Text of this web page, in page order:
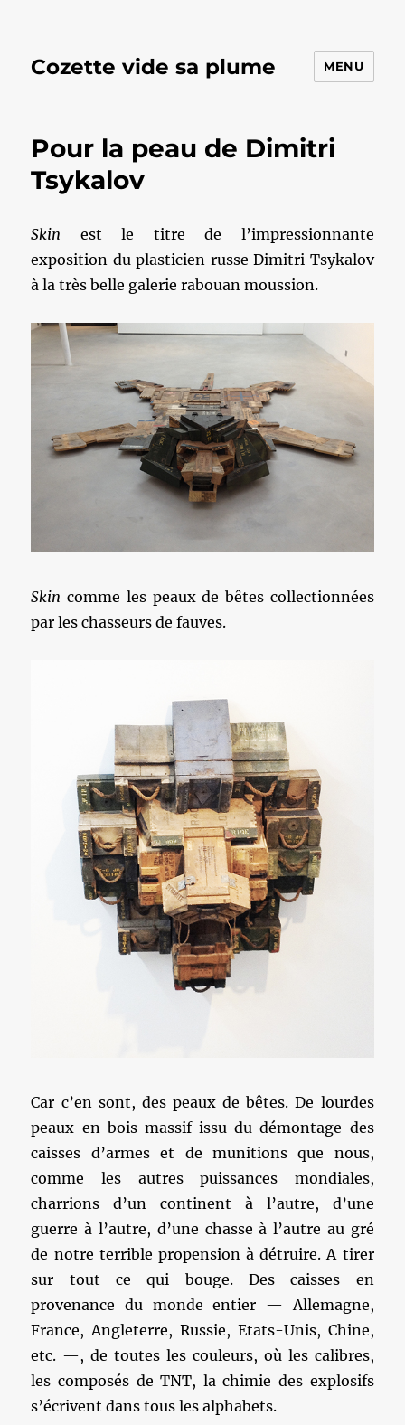
Cozette vide sa plume MENU
Pour la peau de Dimitri
Tsykalov
Skin est le titre de l’impressionnante
exposition du plasticien russe Dimitri Tsykalov
à la très belle galerie rabouan moussion.
Skin comme les peaux de bêtes collectionnées
par les chasseurs de fauves.
Car c’en sont, des peaux de bêtes. De lourdes
peaux en bois massif issu du démontage des
caisses d’armes et de munitions que nous,
comme les autres puissances mondiales,
charrions d’un continent à l’autre, d’une
guerre à l’autre, d’une chasse à l’autre au gré
de notre terrible propension à détruire. A tirer
sur tout ce qui bouge. Des caisses en
provenance du monde entier — Allemagne,
France, Angleterre, Russie, Etats-Unis, Chine,
etc. —, de toutes les couleurs, où les calibres,
les composés de TNT, la chimie des explosifs
s’écrivent dans tous les alphabets.